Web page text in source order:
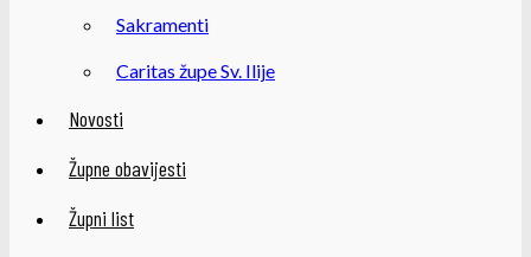
Sakramenti
Caritas župe Sv. Ilije
Novosti
Župne obavijesti
Župni list